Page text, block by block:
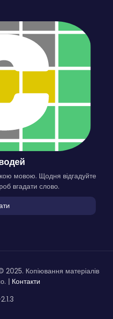
мовою. Щодня відгадуйте
вгадати слово.
2025. Копіювання матеріалів
| Контакти